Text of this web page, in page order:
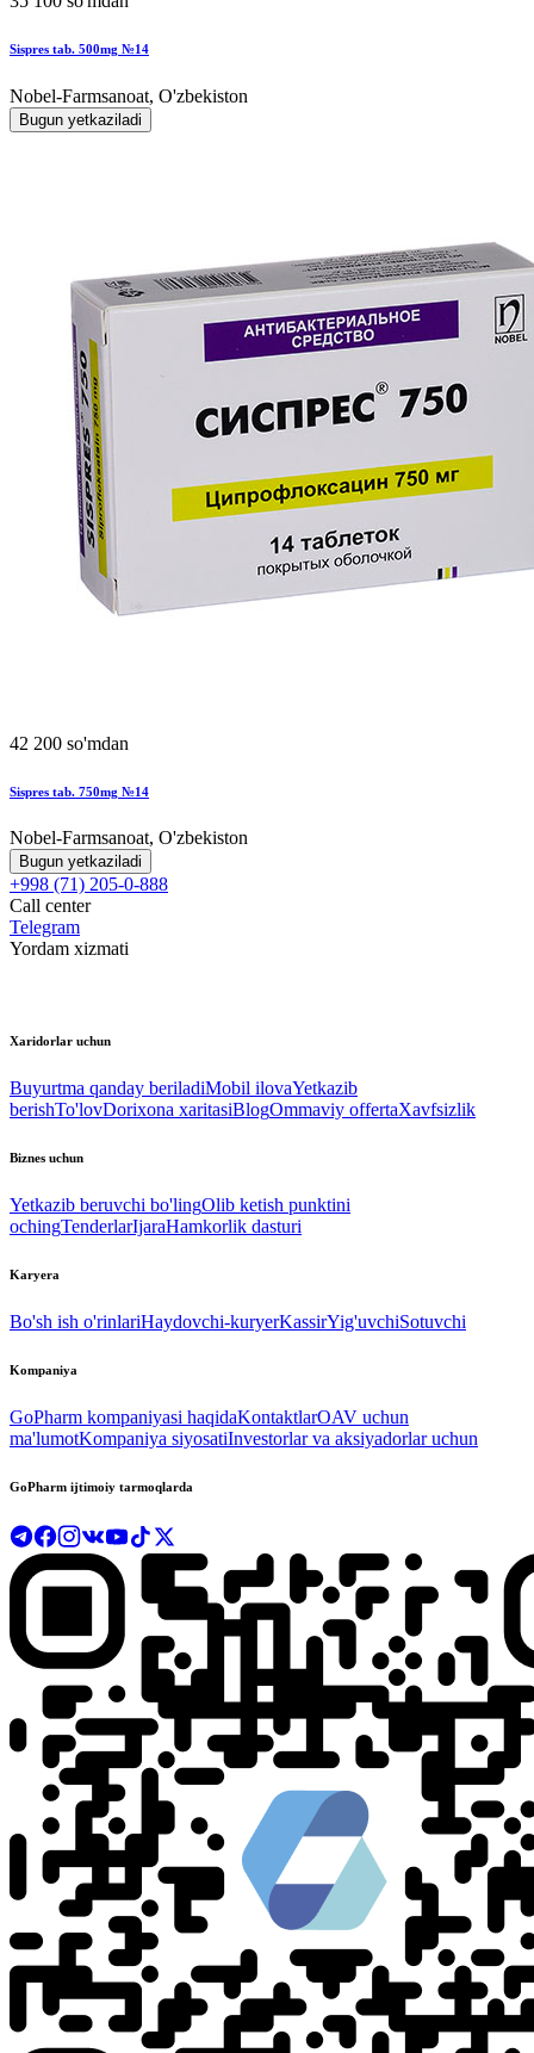
Sispres tab. 500mg №14
Nobel-Farmsanoat, O'zbekiston
Bugun yetkaziladi
42 200 so'mdan
Sispres tab. 750mg №14
Nobel-Farmsanoat, O'zbekiston
Bugun yetkaziladi
+998 (71) 205-0-888
Call center
Telegram
Yordam xizmati
Xaridorlar uchun
Buyurtma qanday beriladiMobil ilovaYetkazib
berishTo'lovDorixona xaritasiBlogOmmaviy offertaXavfsizlik
Biznes uchun
Yetkazib beruvchi bo'lingOlib ketish punktini
ochingTenderlarIjaraHamkorlik dasturi
Karyera
Bo'sh ish o'rinlariHaydovchi-kuryerKassirYig'uvchiSotuvchi
Kompaniya
GoPharm kompaniyasi haqidaKontaktlarOAV uchun
ma'lumotKompaniya siyosatiInvestorlar va aksiyadorlar uchun
GoPharm ijtimoiy tarmoqlarda